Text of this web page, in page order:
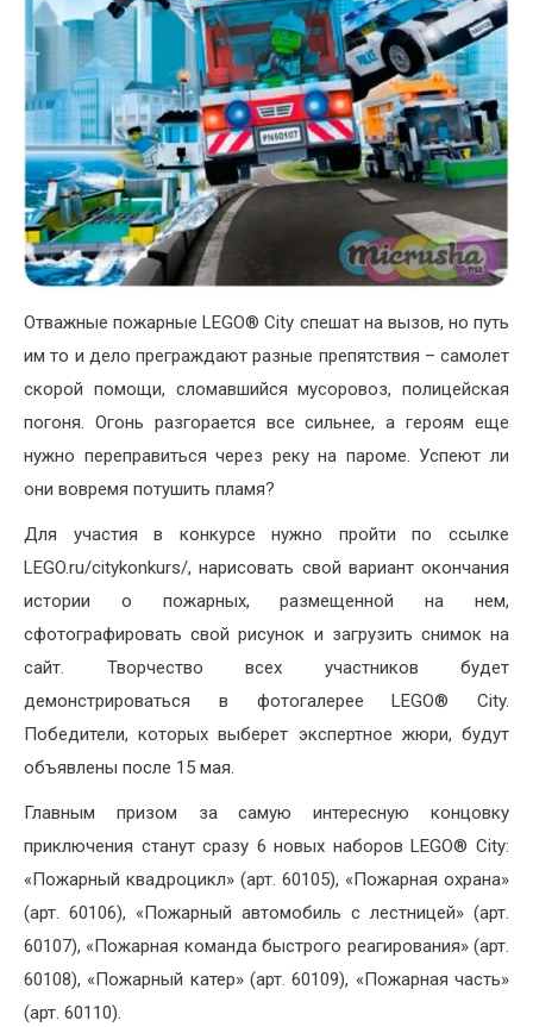
Отважные пожарные LEGO® City спешат на вызов, но путь
им то и дело преграждают разные препятствия – самолет
скорой помощи, сломавшийся мусоровоз, полицейская
погоня. Огонь разгорается все сильнее, а героям еще
нужно переправиться через реку на пароме. Успеют ли
они вовремя потушить пламя?
Для участия в конкурсе нужно пройти по ссылке
LEGO.ru/citykonkurs/, нарисовать свой вариант окончания
истории о пожарных, размещенной на нем,
сфотографировать свой рисунок и загрузить снимок на
сайт. Творчество всех участников будет
демонстрироваться в фотогалерее LEGO® City.
Победители, которых выберет экспертное жюри, будут
объявлены после 15 мая.
Главным призом за самую интересную концовку
приключения станут сразу 6 новых наборов LEGO® City:
«Пожарный квадроцикл» (арт. 60105), «Пожарная охрана»
(арт. 60106), «Пожарный автомобиль с лестницей» (арт.
60107), «Пожарная команда быстрого реагирования» (арт.
60108), «Пожарный катер» (арт. 60109), «Пожарная часть»
(арт. 60110).